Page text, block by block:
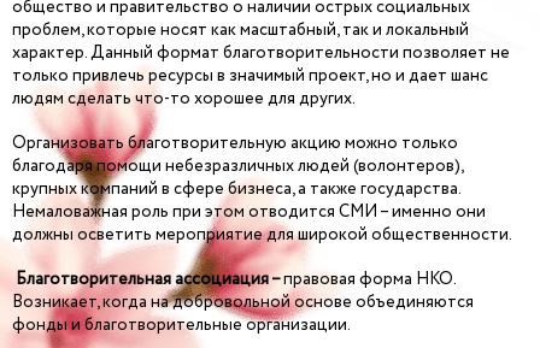
общество и правительство о наличии острых социальных
проблем, которые носят как масштабный, так и локальный
характер. Данный формат благотворительности позволяет не
только привлечь ресурсы в значимый проект, но и дает шанс
людям сделать что-то хорошее для других.
Организовать благотворительную акцию можно только
благодаря помощи небезразличных людей (волонтеров),
крупных компаний в сфере бизнеса, а также государства.
Немаловажная роль при этом отводится СМИ – именно они
должны осветить мероприятие для широкой общественности.
Благотворительная ассоциация –правовая форма НКО.
Возникает, когда на добровольной основе объединяются
фонды и благотворительные организации.